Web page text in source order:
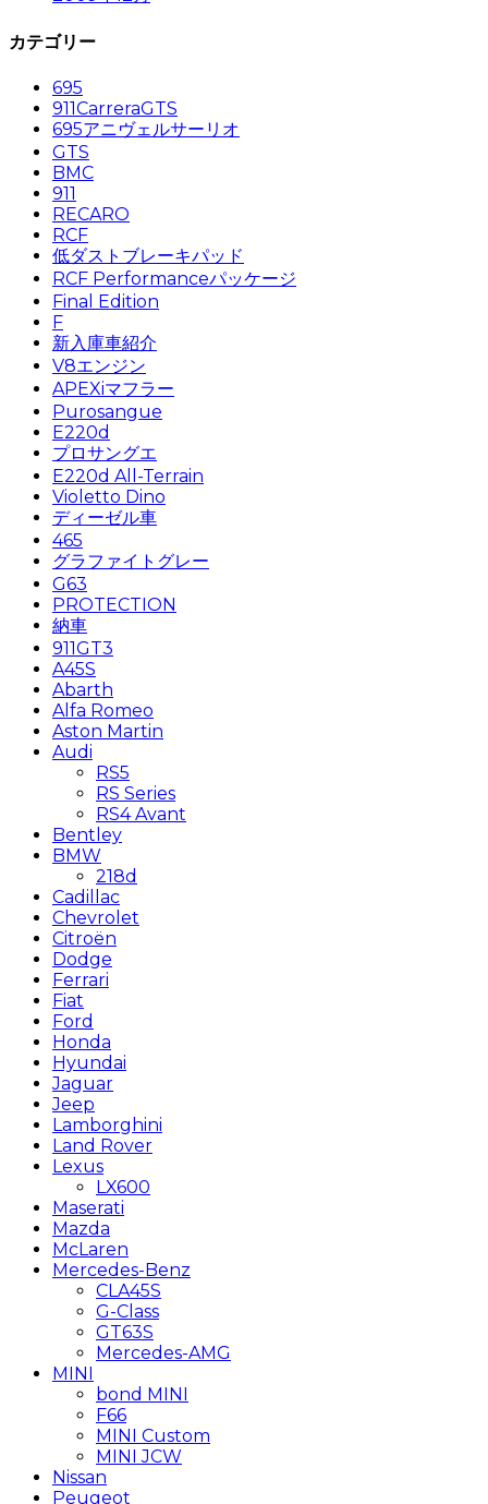
カテゴリー
695
911CarreraGTS
695アニヴェルサーリオ
GTS
BMC
911
RECARO
RCF
低ダストブレーキパッド
RCF Performanceパッケージ
Final Edition
F
新入庫車紹介
V8エンジン
APEXiマフラー
Purosangue
E220d
プロサングエ
E220d All-Terrain
Violetto Dino
ディーゼル車
465
グラファイトグレー
G63
PROTECTION
納車
911GT3
A45S
Abarth
Alfa Romeo
Aston Martin
Audi
RS5
RS Series
RS4 Avant
Bentley
BMW
218d
Cadillac
Chevrolet
Citroën
Dodge
Ferrari
Fiat
Ford
Honda
Hyundai
Jaguar
Jeep
Lamborghini
Land Rover
Lexus
LX600
Maserati
Mazda
McLaren
Mercedes-Benz
CLA45S
G-Class
GT63S
Mercedes-AMG
MINI
bond MINI
F66
MINI Custom
MINI JCW
Nissan
Peugeot